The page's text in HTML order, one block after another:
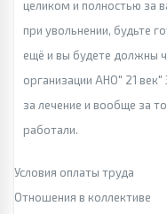
целиком и полностью за
при увольнении, будьте
ещё и вы будете должны
организации АНО" 21 век"
за лечение и вообще за
работали.
Условия оплаты труда
Отношения в коллективе